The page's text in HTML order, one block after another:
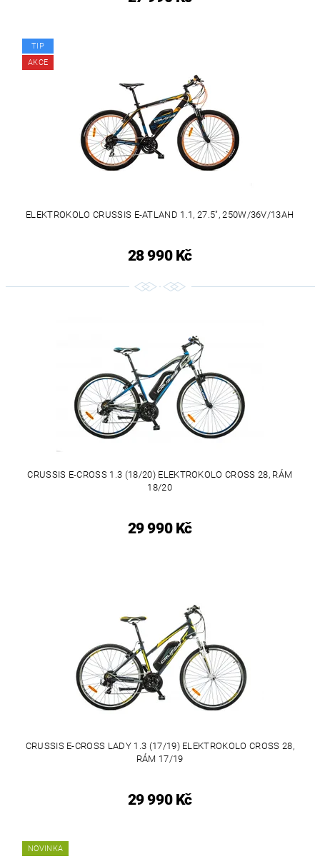
TIP
AKCE
ELEKTROKOLO CRUSSIS E-ATLAND 1.1, 27.5", 250W/36V/13AH
28 990 Kč
CRUSSIS E-CROSS 1.3 (18/20) ELEKTROKOLO CROSS 28, RÁM
18/20
29 990 Kč
CRUSSIS E-CROSS LADY 1.3 (17/19) ELEKTROKOLO CROSS 28,
RÁM 17/19
29 990 Kč
NOVINKA